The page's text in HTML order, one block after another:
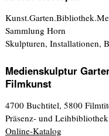
Sammlung Horn
Skulpturen, Installationen,
Medienskulptur
Filmkunst
4700 Buchtitel, 5800
Präsenz- und Leihbibliothek
Online-Katalog